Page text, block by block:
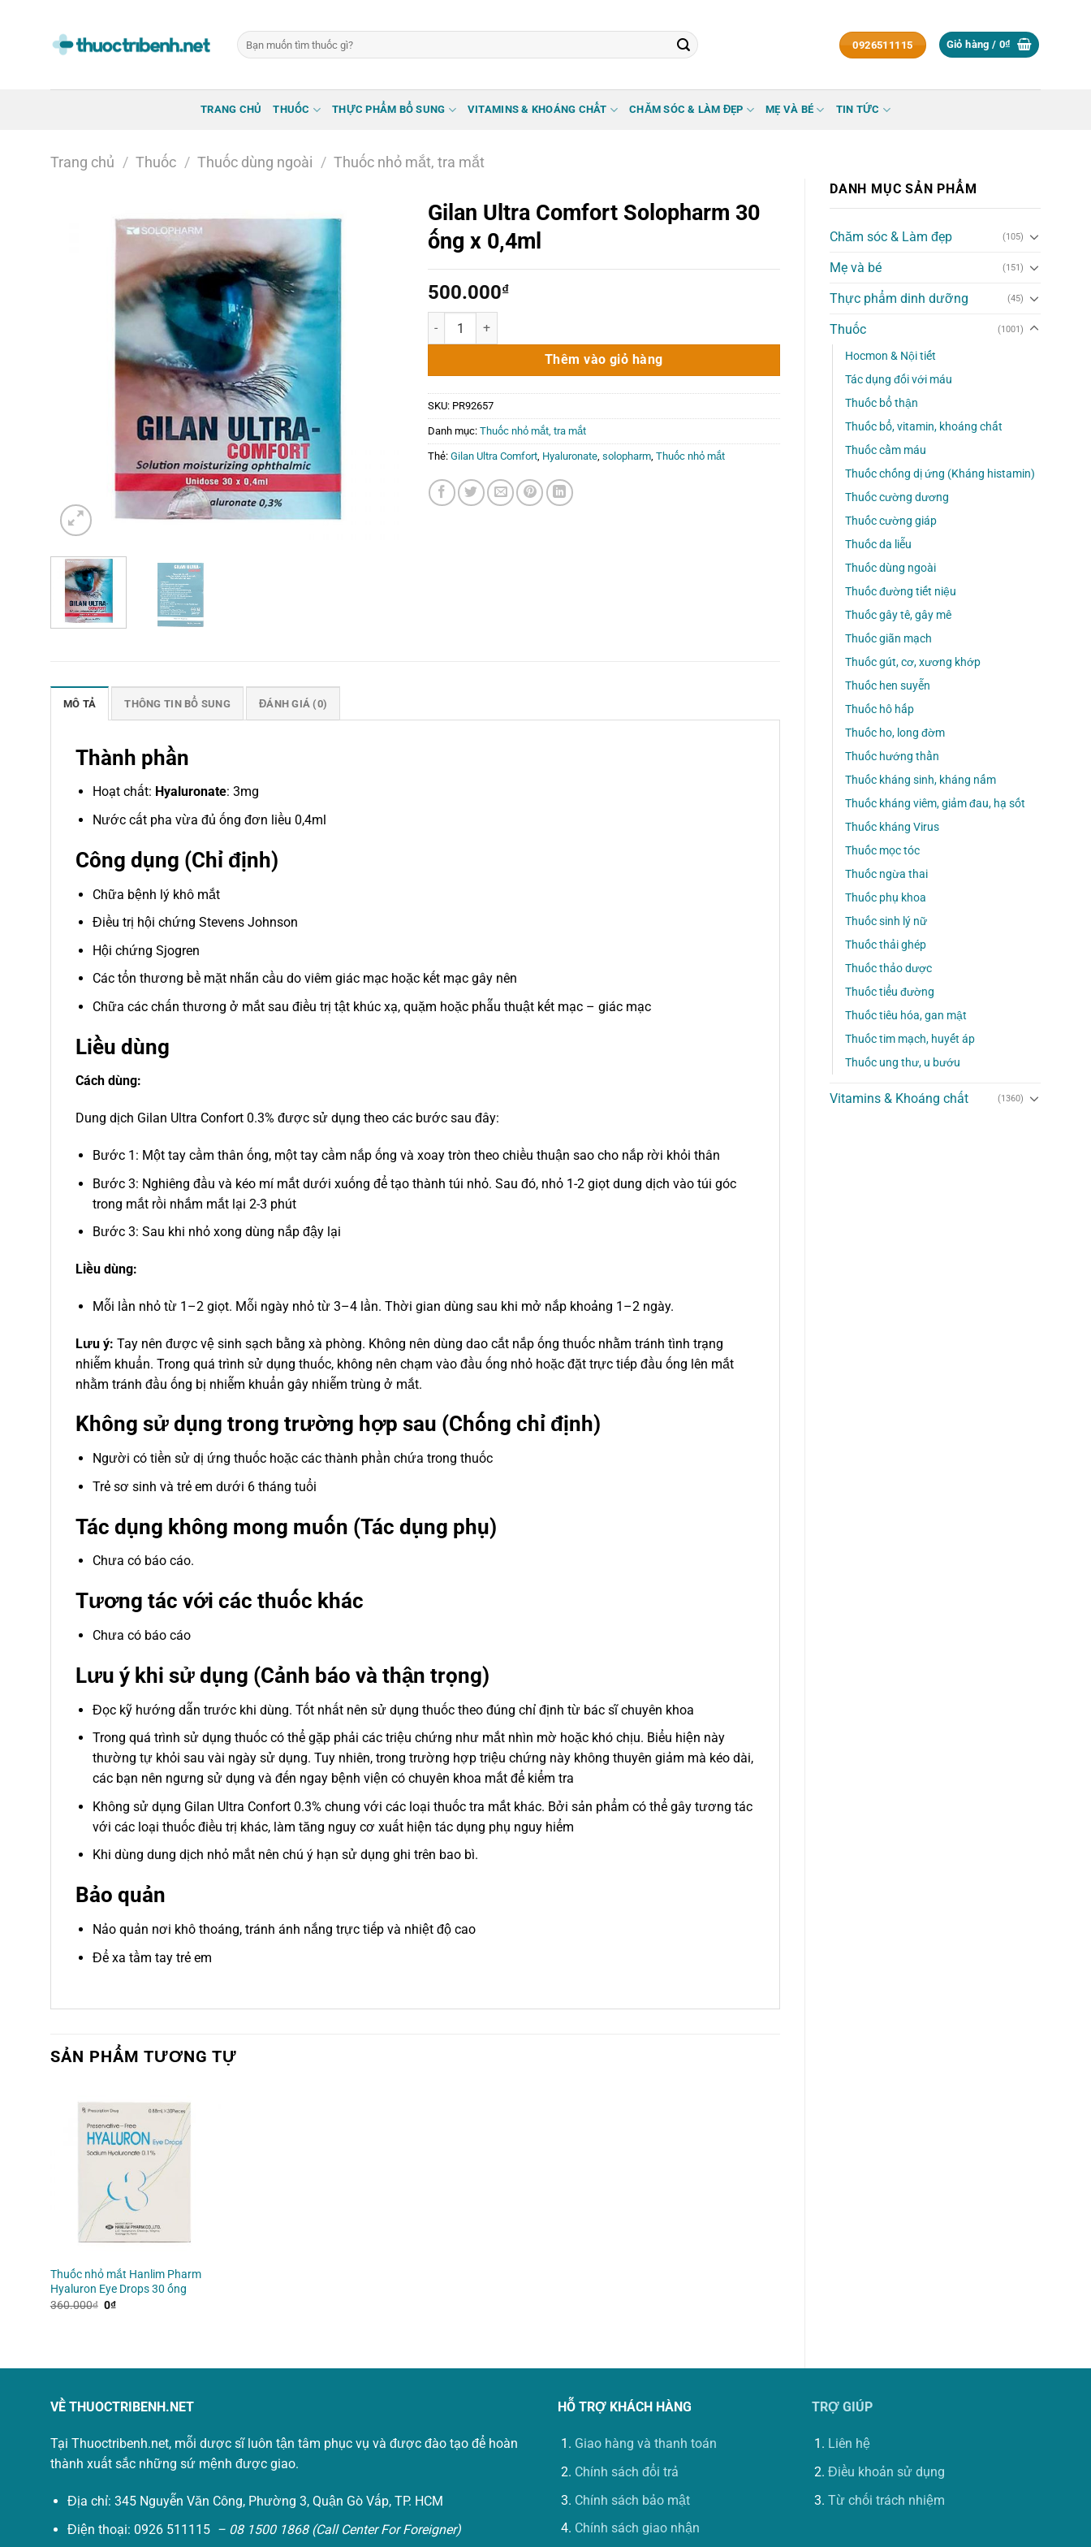
Tìm
kiếm:
0926511115 Giỏ hàng / 0₫
TRANG CHỦ THUỐC THỰC PHẨM BỔ SUNG VITAMINS & KHOÁNG CHẤT CHĂM SÓC & LÀM ĐẸP MẸ VÀ BÉ TIN TỨC
Trang chủ / Thuốc / Thuốc dùng ngoài / Thuốc nhỏ mắt, tra mắt
DANH MỤC SẢN PHẨM
Chăm sóc & Làm đẹp (105)
Mẹ và bé (151)
Thực phẩm dinh dưỡng (45)
Thuốc (1001)
Hocmon & Nội tiết
Tác dụng đối với máu
Thuốc bổ thận
Thuốc bổ, vitamin, khoáng chất
Thuốc cầm máu
Thuốc chống dị ứng (Kháng histamin)
Thuốc cường dương
Thuốc cường giáp
Thuốc da liễu
Thuốc dùng ngoài
Thuốc đường tiết niệu
Thuốc gây tê, gây mê
Thuốc giãn mạch
Thuốc gút, cơ, xương khớp
Thuốc hen suyễn
Thuốc hô hấp
Thuốc ho, long đờm
Thuốc hướng thần
Thuốc kháng sinh, kháng nấm
Thuốc kháng viêm, giảm đau, hạ sốt
Thuốc kháng Virus
Thuốc mọc tóc
Thuốc ngừa thai
Thuốc phụ khoa
Thuốc sinh lý nữ
Thuốc thải ghép
Thuốc thảo dược
Thuốc tiểu đường
Thuốc tiêu hóa, gan mật
Thuốc tim mạch, huyết áp
Thuốc ung thư, u bướu
Vitamins & Khoáng chất (1360)
Gilan Ultra Comfort Solopharm 30
ống x 0,4ml
500.000₫
Gilan Ultra Comfort Solopharm 30 ống x 0,4ml số lượng
Thêm vào giỏ hàng
SKU: PR92657
Danh mục: Thuốc nhỏ mắt, tra mắt
Thẻ: Gilan Ultra Comfort, Hyaluronate, solopharm, Thuốc nhỏ mắt
MÔ TẢ THÔNG TIN BỔ SUNG ĐÁNH GIÁ (0)
Thành phần
Hoạt chất: Hyaluronate: 3mg
Nước cất pha vừa đủ ống đơn liều 0,4ml
Công dụng (Chỉ định)
Chữa bệnh lý khô mắt
Điều trị hội chứng Stevens Johnson
Hội chứng Sjogren
Các tổn thương bề mặt nhãn cầu do viêm giác mạc hoặc kết mạc gây nên
Chữa các chấn thương ở mắt sau điều trị tật khúc xạ, quặm hoặc phẫu thuật kết mạc – giác mạc
Liều dùng
Cách dùng:
Dung dịch Gilan Ultra Confort 0.3% được sử dụng theo các bước sau đây:
Bước 1: Một tay cầm thân ống, một tay cầm nắp ống và xoay tròn theo chiều thuận sao cho nắp rời khỏi thân
Bước 3: Nghiêng đầu và kéo mí mắt dưới xuống để tạo thành túi nhỏ. Sau đó, nhỏ 1-2 giọt dung dịch vào túi góc
trong mắt rồi nhắm mắt lại 2-3 phút
Bước 3: Sau khi nhỏ xong dùng nắp đậy lại
Liều dùng:
Mỗi lần nhỏ từ 1–2 giọt. Mỗi ngày nhỏ từ 3–4 lần. Thời gian dùng sau khi mở nắp khoảng 1–2 ngày.
Lưu ý: Tay nên được vệ sinh sạch bằng xà phòng. Không nên dùng dao cắt nắp ống thuốc nhằm tránh tình trạng
nhiễm khuẩn. Trong quá trình sử dụng thuốc, không nên chạm vào đầu ống nhỏ hoặc đặt trực tiếp đầu ống lên mắt
nhằm tránh đầu ống bị nhiễm khuẩn gây nhiễm trùng ở mắt.
Không sử dụng trong trường hợp sau (Chống chỉ định)
Người có tiền sử dị ứng thuốc hoặc các thành phần chứa trong thuốc
Trẻ sơ sinh và trẻ em dưới 6 tháng tuổi
Tác dụng không mong muốn (Tác dụng phụ)
Chưa có báo cáo.
Tương tác với các thuốc khác
Chưa có báo cáo
Lưu ý khi sử dụng (Cảnh báo và thận trọng)
Đọc kỹ hướng dẫn trước khi dùng. Tốt nhất nên sử dụng thuốc theo đúng chỉ định từ bác sĩ chuyên khoa
Trong quá trình sử dụng thuốc có thể gặp phải các triệu chứng như mắt nhìn mờ hoặc khó chịu. Biểu hiện này
thường tự khỏi sau vài ngày sử dụng. Tuy nhiên, trong trường hợp triệu chứng này không thuyên giảm mà kéo dài,
các bạn nên ngưng sử dụng và đến ngay bệnh viện có chuyên khoa mắt để kiểm tra
Không sử dụng Gilan Ultra Confort 0.3% chung với các loại thuốc tra mắt khác. Bởi sản phẩm có thể gây tương tác
với các loại thuốc điều trị khác, làm tăng nguy cơ xuất hiện tác dụng phụ nguy hiểm
Khi dùng dung dịch nhỏ mắt nên chú ý hạn sử dụng ghi trên bao bì.
Bảo quản
Nảo quản nơi khô thoáng, tránh ánh nắng trực tiếp và nhiệt độ cao
Để xa tầm tay trẻ em
SẢN PHẨM TƯƠNG TỰ
Thuốc nhỏ mắt Hanlim Pharm
Hyaluron Eye Drops 30 ống
360.000₫ Giá
0₫Giá
VỀ THUOCTRIBENH.NET
Tại Thuoctribenh.net, mỗi dược sĩ luôn tận tâm phục vụ và được đào tạo để hoàn
thành xuất sắc những sứ mệnh được giao.
Địa chỉ: 345 Nguyễn Văn Công, Phường 3, Quận Gò Vấp, TP. HCM
Điện thoại: 0926 511115 – 08 1500 1868 (Call Center For Foreigner)
HỖ TRỢ KHÁCH HÀNG
Giao hàng và thanh toán
Chính sách đổi trả
Chính sách bảo mật
Chính sách giao nhận
TRỢ GIÚP
Liên hệ
Điều khoản sử dụng
Từ chối trách nhiệm